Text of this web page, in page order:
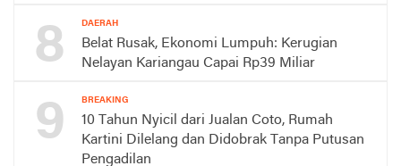
8 DAERAH
Belat Rusak, Ekonomi Lumpuh: Kerugian
Nelayan Kariangau Capai Rp39 Miliar
9 BREAKING
10 Tahun Nyicil dari Jualan Coto, Rumah
Kartini Dilelang dan Didobrak Tanpa Putusan
Pengadilan